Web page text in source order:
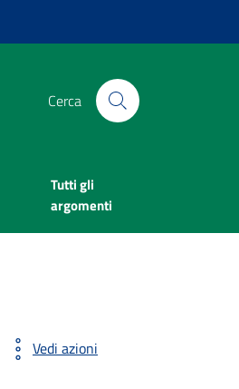
Cerca
Tutti gli
argomenti
Vedi azioni